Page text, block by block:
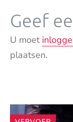
Geef
U moet
plaatsen.
Andere